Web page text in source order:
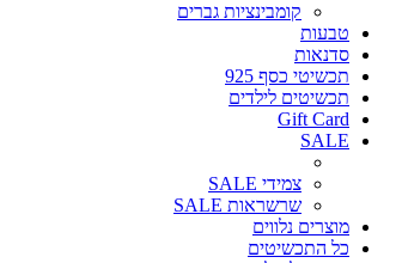
קומבינציות גברים
טבעות
סדנאות
תכשיטי כסף 925
תכשיטים לילדים
Gift Card
SALE
צמידי SALE
שרשראות SALE
מוצרים נלווים
כל התכשיטים